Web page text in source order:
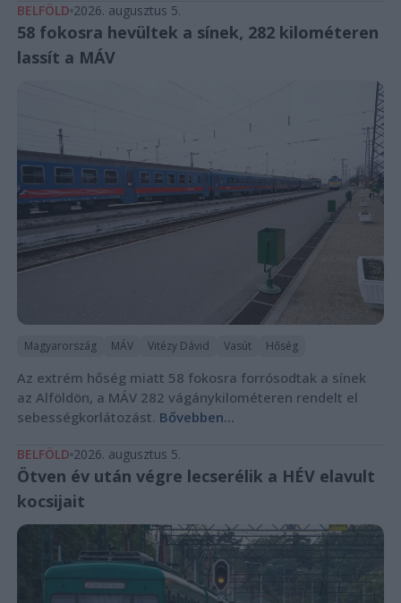
BELFÖLD 2026. augusztus 5.
58 fokosra hevültek a sínek, 282 kilométeren
lassít a MÁV
Magyarország MÁV Vitézy Dávid Vasút Hőség
Az extrém hőség miatt 58 fokosra forrósodtak a sínek
az Alföldön, a MÁV 282 vágánykilométeren rendelt el
sebességkorlátozást. Bővebben...
BELFÖLD 2026. augusztus 5.
Ötven év után végre lecserélik a HÉV elavult
kocsijait